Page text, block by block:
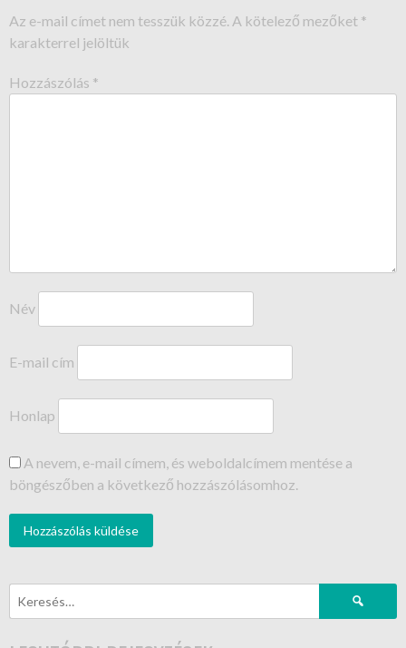
Az e-mail címet nem tesszük közzé. A kötelező mezőket *
karakterrel jelöltük
Hozzászólás *
Név
E-mail cím
Honlap
A nevem, e-mail címem, és weboldalcímem mentése a
böngészőben a következő hozzászólásomhoz.